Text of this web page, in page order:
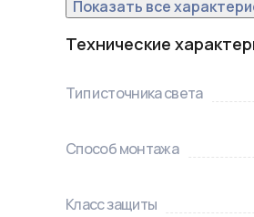
Показать все
Технические
Тип источника света
Способ монтажа
Класс защиты